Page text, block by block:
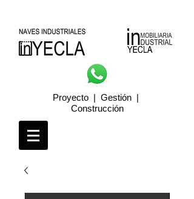
Proyecto | Gestión |
Construcción